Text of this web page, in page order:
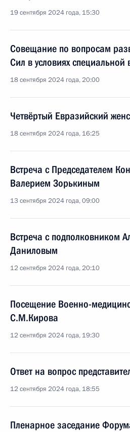
19 сентября 2024 года, 15:30
Совещание по вопросам
Сил в условиях
18 сентября 2024 года, 20:00
Четвёртый Евразийский
18 сентября 2024 года, 16:25
Встреча с Председателем
Валерием Зорькиным
13 сентября 2024 года, 09:00
Встреча с подполковником
Даниловым
12 сентября 2024 года, 20:10
Посещение Военно-
С.М.Кирова
12 сентября 2024 года, 19:30
Ответ на вопрос
12 сентября 2024 года, 18:55
Пленарное заседание